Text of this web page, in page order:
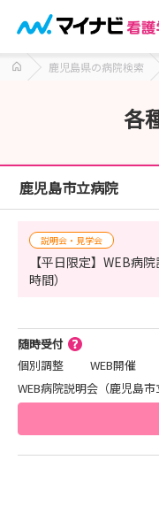
鹿児島県の病院検索
各
鹿児島市立病院
説明会・見学会
【平日限定】WEB病
時間）
随時受付
個別調整
WEB開催
WEB病院説明会（鹿児島市